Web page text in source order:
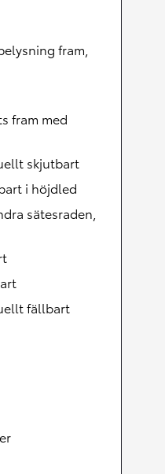
fram,
fram med
skjutbart
i höjdled
sätesraden,
fällbart